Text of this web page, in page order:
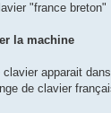
"france breton"
la machine
apparait
de clavier